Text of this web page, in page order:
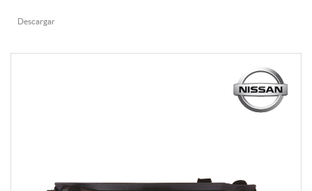
Descargar